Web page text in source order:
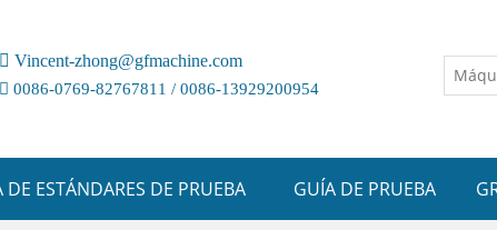
 Vincent-zhong@gfmachine.com
 0086-0769-82767811 / 0086-13929200954
DE ESTÁNDARES DE PRUEBA GUÍA DE PRUEBA